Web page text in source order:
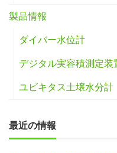
製品情報
ダイバー水位計
デジタル実容積測定装
ユビキタス土壌水分計
最近の情報